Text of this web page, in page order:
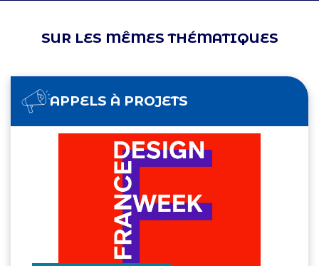
SUR LES MÊMES THÉMATIQUES
APPELS À PROJETS